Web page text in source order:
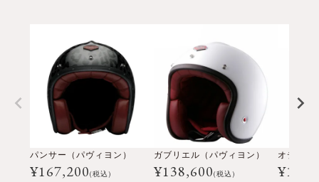
パンサー（パヴィヨン）
¥167,200(税込)
ガブリエル（パヴィヨン）
¥138,600(税込)
オデオン
¥